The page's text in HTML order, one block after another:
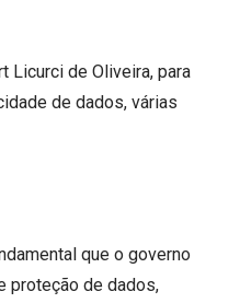
Licurci de Oliveira, para
de dados, várias
que o governo
proteção de dados,